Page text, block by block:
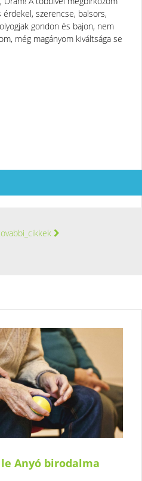
szerencse, balsors,
gondon és bajon, nem
még magányom kiváltsága se
Anyó birodalma